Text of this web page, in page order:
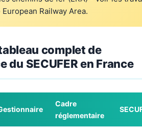
Railway Area.
complet de
du SECUFER en France
Cadre
réglementaire